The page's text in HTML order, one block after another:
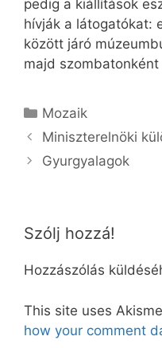
pedig a kiállítások
hívják a látogatókat:
között járó
majd
Kategória
Mozaik
Miniszterelnöki
Gyurgyalagok
Szólj hozzá!
Hozzászólás
This site uses
how your comment